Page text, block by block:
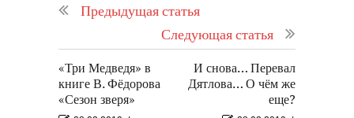
Предыдущая статья
Следующая статья
«Три Медведя» в
книге В. Фёдорова
«Сезон зверя»
И снова… Перевал
Дятлова… О чём же
еще?